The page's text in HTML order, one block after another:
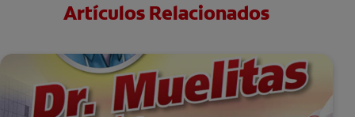
Artículos Relacionados